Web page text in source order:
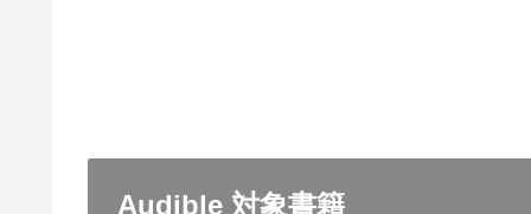
Audible 対象書籍